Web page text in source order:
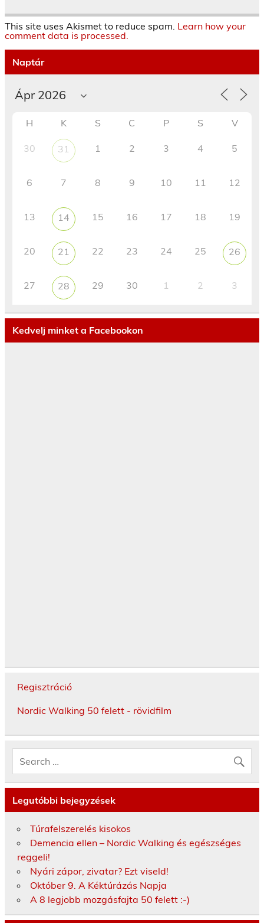
This site uses Akismet to reduce spam. Learn how your
comment data is processed.
Naptár
H K S C P S V
30 31 1 2 3 4 5
6 7 8 9 10 11 12
13 14 15 16 17 18 19
20 21 22 23 24 25 26
27 28 29 30 1 2 3
Kedvelj minket a Facebookon
Regisztráció
Nordic Walking 50 felett - rövidfilm
Legutóbbi bejegyzések
Túrafelszerelés kisokos
Demencia ellen – Nordic Walking és egészséges
reggeli!
Nyári zápor, zivatar? Ezt viseld!
Október 9. A Kéktúrázás Napja
A 8 legjobb mozgásfajta 50 felett :-)